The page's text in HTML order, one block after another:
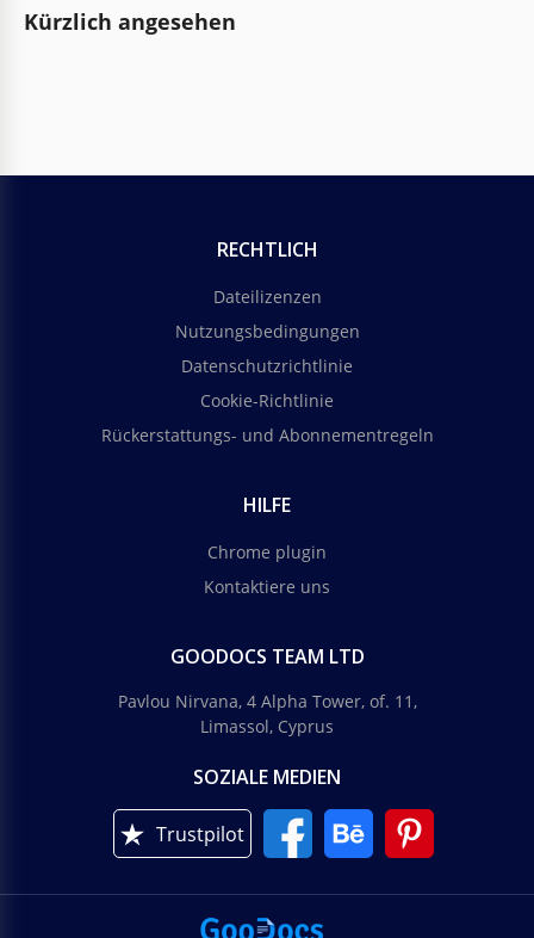
Kürzlich angesehen
RECHTLICH
Dateilizenzen
Nutzungsbedingungen
Datenschutzrichtlinie
Cookie-Richtlinie
Rückerstattungs- und Abonnementregeln
HILFE
Chrome plugin
Kontaktiere uns
GOODOCS TEAM LTD
Pavlou Nirvana, 4 Alpha Tower, of. 11,
Limassol, Cyprus
SOZIALE MEDIEN
Trustpilot